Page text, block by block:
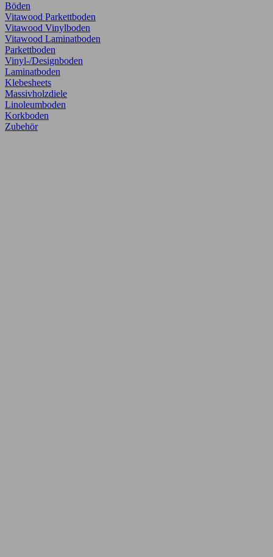
Böden
Vitawood Parkettboden
Vitawood Vinylboden
Vitawood Laminatboden
Parkettboden
Vinyl-/Designboden
Laminatboden
Klebesheets
Massivholzdiele
Linoleumboden
Korkboden
Zubehör